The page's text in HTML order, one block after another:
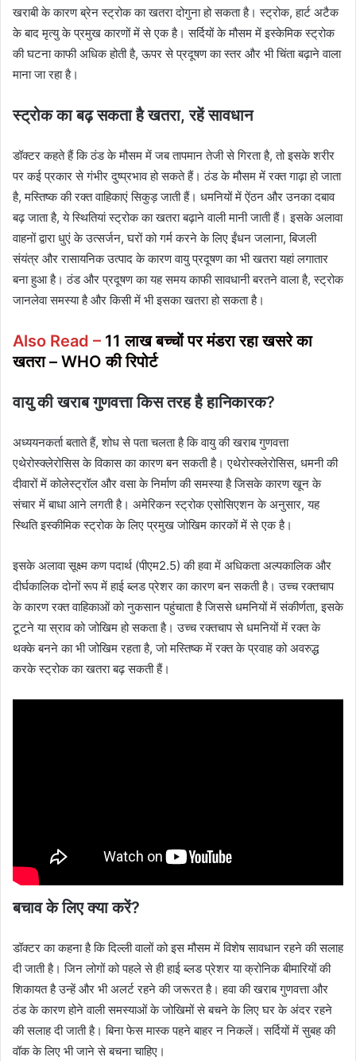
खराबी के कारण ब्रेन स्ट्रोक का खतरा दोगुना हो सकता है। स्ट्रोक, हार्ट अटैक
के बाद मृत्यु के प्रमुख कारणों में से एक है। सर्दियों के मौसम में इस्केमिक स्ट्रोक
की घटना काफी अधिक होती है, ऊपर से प्रदूषण का स्तर और भी चिंता बढ़ाने वाला
माना जा रहा है।
स्ट्रोक का बढ़ सकता है खतरा, रहें सावधान
डॉक्टर कहते हैं कि ठंड के मौसम में जब तापमान तेजी से गिरता है, तो इसके शरीर
पर कई प्रकार से गंभीर दुष्प्रभाव हो सकते हैं। ठंड के मौसम में रक्त गाढ़ा हो जाता
है, मस्तिष्क की रक्त वाहिकाएं सिकुड़ जाती हैं। धमनियों में ऐंठन और उनका दबाव
बढ़ जाता है, ये स्थितियां स्ट्रोक का खतरा बढ़ाने वाली मानी जाती हैं। इसके अलावा
वाहनों द्वारा धुएं के उत्सर्जन, घरों को गर्म करने के लिए ईंधन जलाना, बिजली
संयंत्र और रासायनिक उत्पाद के कारण वायु प्रदूषण का भी खतरा यहां लगातार
बना हुआ है। ठंड और प्रदूषण का यह समय काफी सावधानी बरतने वाला है, स्ट्रोक
जानलेवा समस्या है और किसी में भी इसका खतरा हो सकता है।
Also Read – 11 लाख बच्चों पर मंडरा रहा खसरे का
खतरा – WHO की रिपोर्ट
वायु की खराब गुणवत्ता किस तरह है हानिकारक?
अध्ययनकर्ता बताते हैं, शोध से पता चलता है कि वायु की खराब गुणवत्ता
एथेरोस्क्लेरोसिस के विकास का कारण बन सकती है। एथेरोस्क्लेरोसिस, धमनी की
दीवारों में कोलेस्ट्रॉल और वसा के निर्माण की समस्या है जिसके कारण खून के
संचार में बाधा आने लगती है। अमेरिकन स्ट्रोक एसोसिएशन के अनुसार, यह
स्थिति इस्कीमिक स्ट्रोक के लिए प्रमुख जोखिम कारकों में से एक है।
इसके अलावा सूक्ष्म कण पदार्थ (पीएम2.5) की हवा में अधिकता अल्पकालिक और
दीर्घकालिक दोनों रूप में हाई ब्लड प्रेशर का कारण बन सकती है। उच्च रक्तचाप
के कारण रक्त वाहिकाओं को नुकसान पहुंचाता है जिससे धमनियों में संकीर्णता, इसके
टूटने या स्राव को जोखिम हो सकता है। उच्च रक्तचाप से धमनियों में रक्त के
थक्के बनने का भी जोखिम रहता है, जो मस्तिष्क में रक्त के प्रवाह को अवरुद्ध
करके स्ट्रोक का खतरा बढ़ सकती हैं।
बचाव के लिए क्या करें?
डॉक्टर का कहना है कि दिल्ली वालों को इस मौसम में विशेष सावधान रहने की सलाह
दी जाती है। जिन लोगों को पहले से ही हाई ब्लड प्रेशर या क्रोनिक बीमारियों की
शिकायत है उन्हें और भी अलर्ट रहने की जरूरत है। हवा की खराब गुणवत्ता और
ठंड के कारण होने वाली समस्याओं के जोखिमों से बचने के लिए घर के अंदर रहने
की सलाह दी जाती है। बिना फेस मास्क पहने बाहर न निकलें। सर्दियों में सुबह की
वॉक के लिए भी जाने से बचना चाहिए।